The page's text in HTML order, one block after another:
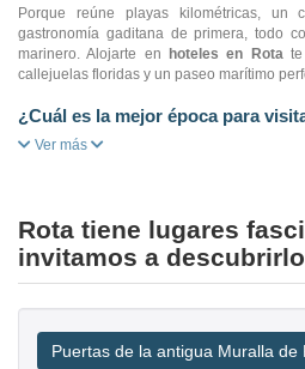
Porque reúne playas kilométricas, un
gastronomía gaditana de primera, todo
marinero. Alojarte en
hoteles en Rotate
callejuelas floridas y un paseo marítimo
¿Cuál es la mejor época para
Ver más
Rota tiene lugares
invitamos a
Puertas de la antigua Muralla de